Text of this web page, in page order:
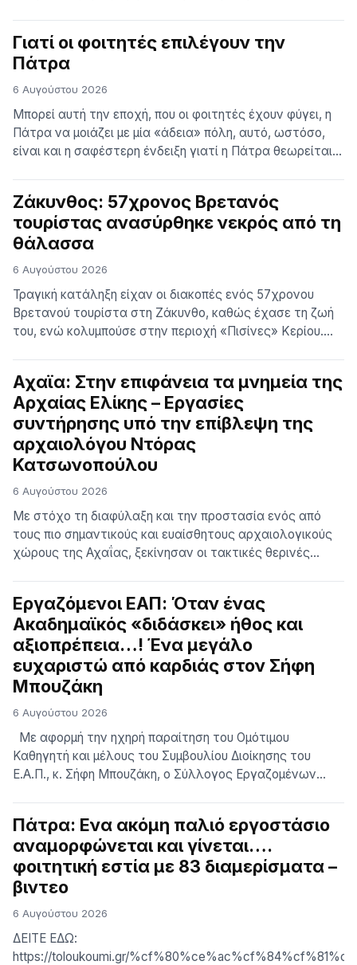
Γιατί οι φοιτητές επιλέγουν την
Πάτρα
6 Αυγούστου 2026
Μπορεί αυτή την εποχή, που οι φοιτητές έχουν φύγει, η
Πάτρα να μοιάζει με μία «άδεια» πόλη, αυτό, ωστόσο,
είναι και η σαφέστερη ένδειξη γιατί η Πάτρα θεωρείται
φόρουμ και σε ιστοσελίδες ανταλλαγής απόψεων
φοιτητών, θα καταλάβει ότι η Πάτρα […]
Ζάκυνθος: 57χρονος Βρετανός
τουρίστας ανασύρθηκε νεκρός από τη
θάλασσα
6 Αυγούστου 2026
Τραγική κατάληξη είχαν οι διακοπές ενός 57χρονου
Βρετανού τουρίστα στη Ζάκυνθο, καθώς έχασε τη ζωή
του, ενώ κολυμπούσε στην περιοχή «Πισίνες» Κερίου.
περίπλου του νησιού και είχε πραγματοποιήσει στάση
στη συγκεκριμένη απόκρημνη θαλάσσια περιοχή, για
κολύμβηση. Κάτω από συνθήκες που είναι υπό
διερεύνηση,…
Αχαϊα: Στην επιφάνεια τα μνημεία της
Αρχαίας Ελίκης – Εργασίες
συντήρησης υπό την επίβλεψη της
αρχαιολόγου Ντόρας
Κατσωνοπούλου
6 Αυγούστου 2026
Με στόχο τη διαφύλαξη και την προστασία ενός από
τους πιο σημαντικούς και ευαίσθητους αρχαιολογικούς
χώρους της Αχαΐας, ξεκίνησαν οι τακτικές θερινές
αρχαιολόγου Ντόρας Κατσωνοπούλου και της
εξειδικευμένης ομάδας της. Οι παρεμβάσεις
επικεντρώνονται στον σχολαστικό καθαρισμό από την
πυκνή βλάστηση, τη συντήρησ…
Εργαζόμενοι ΕΑΠ: Όταν ένας
Ακαδημαϊκός «διδάσκει» ήθος και
αξιοπρέπεια…! Ένα μεγάλο
ευχαριστώ από καρδιάς στον Σήφη
Μπουζάκη
6 Αυγούστου 2026
Με αφορμή την ηχηρή παραίτηση του Ομότιμου
Καθηγητή και μέλους του Συμβουλίου Διοίκησης του
Ε.Α.Π., κ. Σήφη Μπουζάκη, ο Σύλλογος Εργαζομένων
αυτή αποτελεί μια ζωντανή παρακαταθήκη για το πώς
πρέπει να ασκείται η διοίκηση με κοινωνική ευαισθησία
και δικαιοσύνη. Κείμενο […]
Πάτρα: Ενα ακόμη παλιό εργοστάσιο
αναμορφώνεται και γίνεται….
φοιτητική εστία με 83 διαμερίσματα –
βιντεο
6 Αυγούστου 2026
ΔΕΙΤΕ ΕΔΩ:
https://toloukoumi.gr/